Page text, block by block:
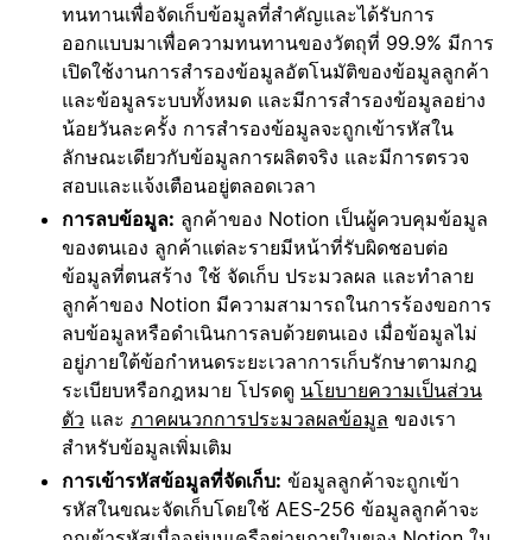
ทนทานเพื่อจัดเก็บข้อมูลที่สำคัญและได้รับการ
ออกแบบมาเพื่อความทนทานของวัตถุที่ 99.9% มีการ
เปิดใช้งานการสำรองข้อมูลอัตโนมัติของข้อมูลลูกค้า
และข้อมูลระบบทั้งหมด และมีการสำรองข้อมูลอย่าง
น้อยวันละครั้ง การสำรองข้อมูลจะถูกเข้ารหัสใน
ลักษณะเดียวกับข้อมูลการผลิตจริง และมีการตรวจ
สอบและแจ้งเตือนอยู่ตลอดเวลา
การลบข้อมูล: ลูกค้าของ Notion เป็นผู้ควบคุมข้อมูล
ของตนเอง ลูกค้าแต่ละรายมีหน้าที่รับผิดชอบต่อ
ข้อมูลที่ตนสร้าง ใช้ จัดเก็บ ประมวลผล และทำลาย
ลูกค้าของ Notion มีความสามารถในการร้องขอการ
ลบข้อมูลหรือดำเนินการลบด้วยตนเอง เมื่อข้อมูลไม่
อยู่ภายใต้ข้อกำหนดระยะเวลาการเก็บรักษาตามกฎ
ระเบียบหรือกฎหมาย โปรดดู นโยบายความเป็นส่วน
ตัว และ ภาคผนวกการประมวลผลข้อมูล ของเรา
สำหรับข้อมูลเพิ่มเติม
การเข้ารหัสข้อมูลที่จัดเก็บ: ข้อมูลลูกค้าจะถูกเข้า
รหัสในขณะจัดเก็บโดยใช้ AES-256 ข้อมูลลูกค้าจะ